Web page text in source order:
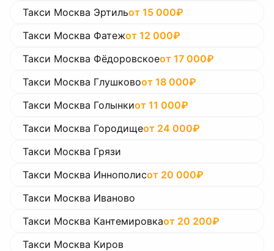
Такси Москва Эртильот 15 000₽
Такси Москва Фатежот 12 000₽
Такси Москва Фёдоровскоеот 17 000₽
Такси Москва Глушковоот 18 000₽
Такси Москва Голынкиот 11 000₽
Такси Москва Городищеот 24 000₽
Такси Москва Грязи
Такси Москва Иннополисот 20 000₽
Такси Москва Иваново
Такси Москва Кантемировкаот 20 200₽
Такси Москва Киров